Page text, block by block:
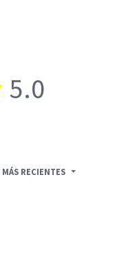
5.0
MÁS RECIENTES